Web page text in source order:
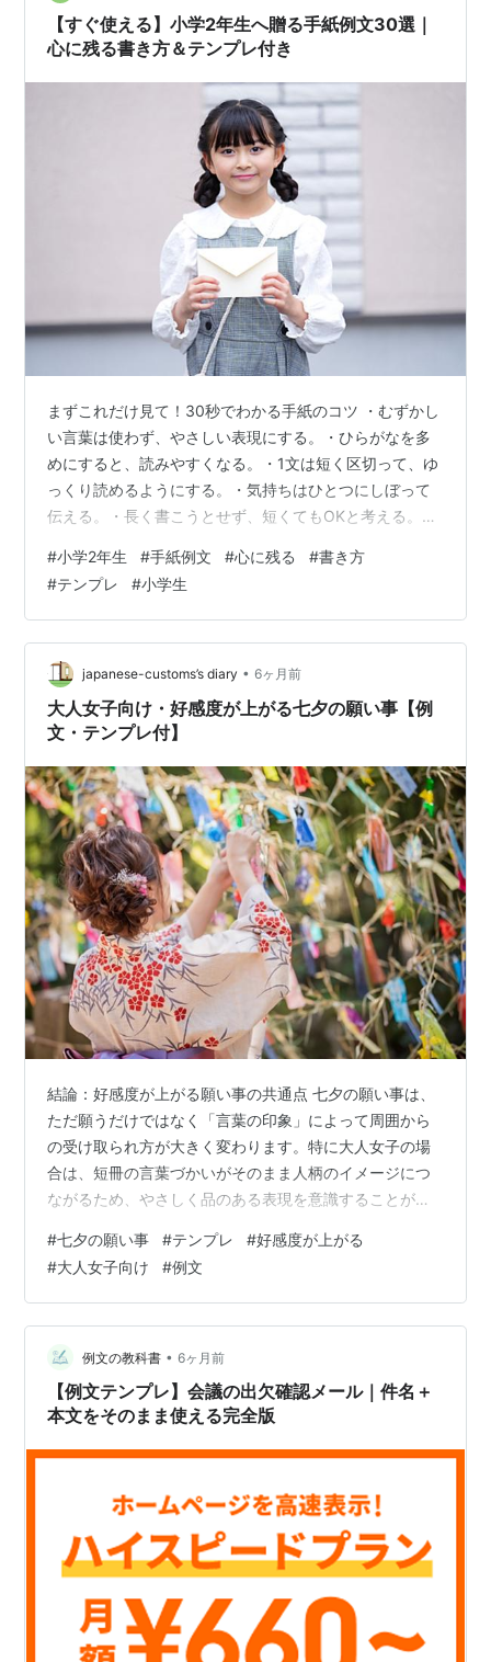
【すぐ使える】小学2年生へ贈る手紙例文30選｜
心に残る書き方＆テンプレ付き
まずこれだけ見て！30秒でわかる手紙のコツ ・むずかし
い言葉は使わず、やさしい表現にする。・ひらがなを多
めにすると、読みやすくなる。・1文は短く区切って、ゆ
っくり読めるようにする。・気持ちはひとつにしぼって
伝える。・長く書こうとせず、短くてもOKと考える。・
相手の名前を入れると、より特別な手紙になる。・でき
れば「いつ・どこで」の思い出を少し入れる。 たとえば
「ありがとう」だけでなく、「いっしょにあそんでくれ
てありがとう」と書くだけで、気持ちがより伝わりま
す。さらに「きのうのこうえんでいっしょにあそべてう
れしかったよ」と付け足すと、もっと心に残り…
#小学2年生 #手紙例文 #心に残る #書き方
#テンプレ #小学生
japanese-customs’s diary • 6ヶ月前
大人女子向け・好感度が上がる七夕の願い事【例
文・テンプレ付】
結論：好感度が上がる願い事の共通点 七夕の願い事は、
ただ願うだけではなく「言葉の印象」によって周囲から
の受け取られ方が大きく変わります。特に大人女子の場
合は、短冊の言葉づかいがそのまま人柄のイメージにつ
ながるため、やさしく品のある表現を意識することが大
です。 ・思いやりが感じられる・前向きである・具体性
がある・控えめで上品・周囲への感謝が入っている これ
らはどれも特別な言葉ではありませんが、組み合わせる
ことで「丁寧で感じの良い人」という印象を自然に伝え
ることができます。願い事に自分だけでなく周りの人へ
の気持ちを添えると、読んだ人の心にも温かさ…
#七夕の願い事 #テンプレ #好感度が上がる
#大人女子向け #例文
例文の教科書 • 6ヶ月前
【例文テンプレ】会議の出欠確認メール｜件名＋
本文をそのまま使える完全版